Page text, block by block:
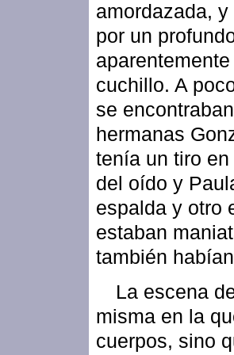
amordazada,
por un
cuchillo. A
se
hermanas
tenía un tiro
del oído y
espalda y otro
estaban
también
La escena
misma en la
cuerpos, sino